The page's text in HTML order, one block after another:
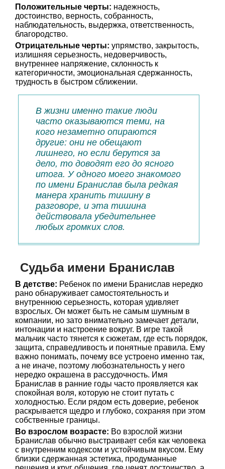
Положительные черты: надежность,
достоинство, верность, собранность,
наблюдательность, выдержка, ответственность,
благородство.
Отрицательные черты: упрямство, закрытость,
излишняя серьезность, недоверчивость,
внутреннее напряжение, склонность к
категоричности, эмоциональная сдержанность,
трудность в быстром сближении.
В жизни именно такие люди
часто оказываются теми, на
кого незаметно опираются
другие: они не обещают
лишнего, но если берутся за
дело, то доводят его до ясного
итога. У одного моего знакомого
по имени Бранислав была редкая
манера хранить тишину в
разговоре, и эта тишина
действовала убедительнее
любых громких слов.
Судьба имени Бранислав
В детстве: Ребенок по имени Бранислав нередко
рано обнаруживает самостоятельность и
внутреннюю серьезность, которая удивляет
взрослых. Он может быть не самым шумным в
компании, но зато внимательно замечает детали,
интонации и настроение вокруг. В игре такой
мальчик часто тянется к сюжетам, где есть порядок,
защита, справедливость и понятные правила. Ему
важно понимать, почему все устроено именно так,
а не иначе, поэтому любознательность у него
нередко окрашена в рассудочность. Имя
Бранислав в ранние годы часто проявляется как
спокойная воля, которую не стоит путать с
холодностью. Если рядом есть доверие, ребенок
раскрывается щедро и глубоко, сохраняя при этом
собственные границы.
Во взрослом возрасте: Во взрослой жизни
Бранислав обычно выстраивает себя как человека
с внутренним кодексом и устойчивым вкусом. Ему
близки сдержанная эстетика, продуманные